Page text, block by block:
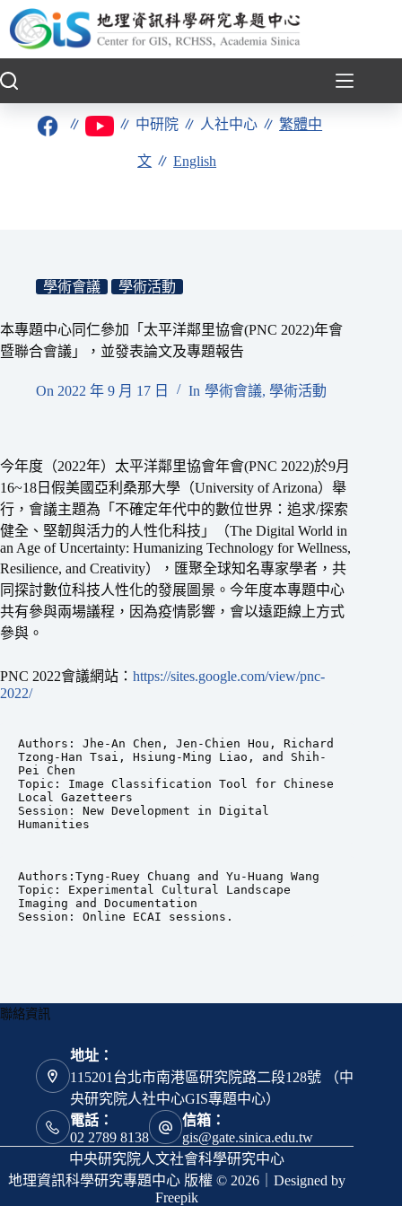
至
要
∥ ∥ 中研院 ∥ 人社中心 ∥繁體中
文 ∥English
學術會議 學術活動
本專題中心同仁參加「太平洋鄰里協會(PNC 2022)年會
暨聯合會議」，並發表論文及專題報告
On 2022 年 9 月 17 日 In 學術會議, 學術活動
今年度（2022年）太平洋鄰里協會年會(PNC 2022)於9月
16~18日假美國亞利桑那大學（University of Arizona）舉
行，會議主題為「不確定年代中的數位世界：追求/探索
健全、堅韌與活力的人性化科技」（The Digital World in
an Age of Uncertainty: Humanizing Technology for Wellness,
Resilience, and Creativity），匯聚全球知名專家學者，共
同探討數位科技人性化的發展圖景。今年度本專題中心
共有參與兩場議程，因為疫情影響，會以遠距線上方式
參與。
PNC 2022會議網站： https://sites.google.com/view/pnc-
2022/
Authors: Jhe-An Chen, Jen-Chien Hou, Richard
Tzong-Han Tsai, Hsiung-Ming Liao, and Shih-
Pei Chen
Topic: Image Classification Tool for Chinese
Local Gazetteers
Session: New Development in Digital
Humanities
Authors:Tyng-Ruey Chuang and Yu-Huang Wang
Topic: Experimental Cultural Landscape
Imaging and Documentation
Session: Online ECAI sessions.
聯絡資訊
地址：
115201台北市南港區研究院路二段128號 （中
央研究院人社中心GIS專題中心）
電話：
02 2789 8138
信箱：
gis@gate.sinica.edu.tw
中央研究院人文社會科學研究中心
地理資訊科學研究專題中心 版權 © 2026｜Designed by
Freepik